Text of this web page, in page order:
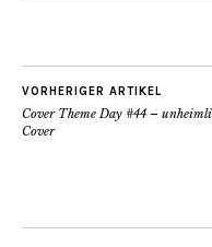
VORHERIGER ARTIKEL
Cover Theme Day #44 –
Cover